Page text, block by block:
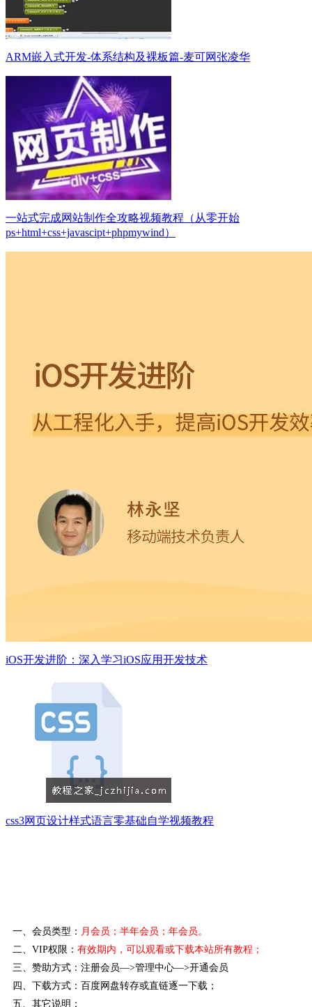
ARM嵌入式开发-体系结构及裸板篇-麦可网张凌华
一站式完成网站制作全攻略视频教程（从零开始
ps+html+css+javascipt+phpmywind）
iOS开发进阶：深入学习iOS应用开发技术
css3网页设计样式语言零基础自学视频教程
一、会员类型： 月会员；半年会员；年会员。
二、VIP权限： 有效期内，可以观看或下载本站所有教程 ；
三、赞助方式：注册会员—>管理中心—>开通会员
四、下载方式：百度网盘转存或直链逐一下载；
五、其它说明：